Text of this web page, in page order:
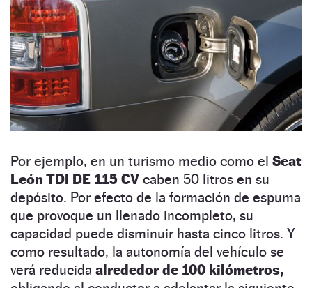
Por ejemplo, en un turismo medio como el Seat
León TDI DE 115 CV caben 50 litros en su
depósito. Por efecto de la formación de espuma
que provoque un llenado incompleto, su
capacidad puede disminuir hasta cinco litros. Y
como resultado, la autonomía del vehículo se
verá reducida alrededor de 100 kilómetros,